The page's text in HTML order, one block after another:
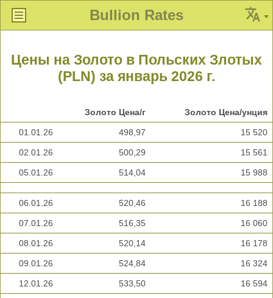
Bullion Rates
Цены на Золото в Польских Злотых
(PLN) за январь 2026 г.
Золото Цена/г Золото Цена/унция
01.01.26 498,97 15 520
02.01.26 500,29 15 561
05.01.26 514,04 15 988
06.01.26 520,46 16 188
07.01.26 516,35 16 060
08.01.26 520,14 16 178
09.01.26 524,84 16 324
12.01.26 533,50 16 594